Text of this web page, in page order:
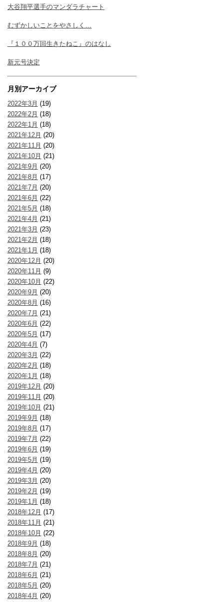
大谷翔平選手のマンダラチャート
むずかしいことをやさしく…
『１００万回生きたねこ』のはなし
新元号決定
月別アーカイブ
2022年3月 (19)
2022年2月 (18)
2022年1月 (18)
2021年12月 (20)
2021年11月 (20)
2021年10月 (21)
2021年9月 (20)
2021年8月 (17)
2021年7月 (20)
2021年6月 (22)
2021年5月 (18)
2021年4月 (21)
2021年3月 (23)
2021年2月 (18)
2021年1月 (18)
2020年12月 (20)
2020年11月 (9)
2020年10月 (22)
2020年9月 (20)
2020年8月 (16)
2020年7月 (21)
2020年6月 (22)
2020年5月 (17)
2020年4月 (7)
2020年3月 (22)
2020年2月 (18)
2020年1月 (18)
2019年12月 (20)
2019年11月 (20)
2019年10月 (21)
2019年9月 (18)
2019年8月 (17)
2019年7月 (22)
2019年6月 (19)
2019年5月 (19)
2019年4月 (20)
2019年3月 (20)
2019年2月 (19)
2019年1月 (18)
2018年12月 (17)
2018年11月 (21)
2018年10月 (22)
2018年9月 (18)
2018年8月 (20)
2018年7月 (21)
2018年6月 (21)
2018年5月 (20)
2018年4月 (20)